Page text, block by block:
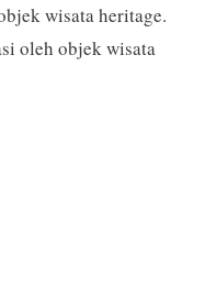
wisata heritage.
oleh objek wisata